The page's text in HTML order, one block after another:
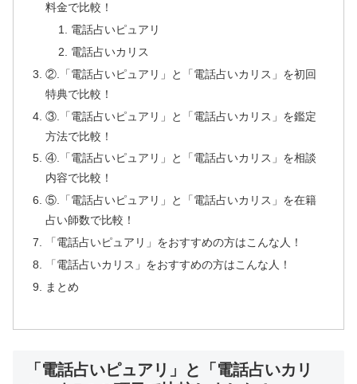
料金で比較！
電話占いピュアリ
電話占いカリス
②.「電話占いピュアリ」と「電話占いカリス」を初回
特典で比較！
③.「電話占いピュアリ」と「電話占いカリス」を鑑定
方法で比較！
④.「電話占いピュアリ」と「電話占いカリス」を相談
内容で比較！
⑤.「電話占いピュアリ」と「電話占いカリス」を在籍
占い師数で比較！
「電話占いピュアリ」をおすすめの方はこんな人！
「電話占いカリス」をおすすめの方はこんな人！
まとめ
「電話占いピュアリ」と「電話占いカリ